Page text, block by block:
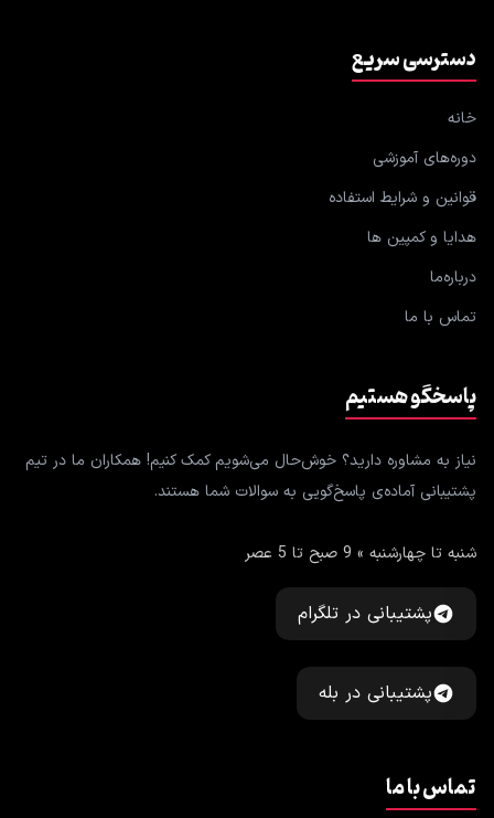
دسترسی سریع
خانه
دوره‌های آموزشی
قوانین و شرایط استفاده
هدایا و کمپین ها
درباره‌ما
تماس با ما
پاسخگو هستیم
نیاز به مشاوره دارید؟ خوش‌حال می‌شویم کمک کنیم! همکاران ما در تیم
پشتیبانی آماده‌ی پاسخ‌گویی به سوالات شما هستند.
شنبه تا چهارشنبه » 9 صبح تا 5 عصر
پشتیبانی در تلگرام
پشتیبانی در بله
تماس با ما